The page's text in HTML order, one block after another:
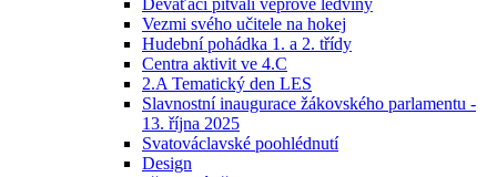
Vezmi svého učitele na hokej
Hudební pohádka 1. a 2. třídy
Centra aktivit ve 4.C
2.A Tematický den LES
Slavnostní inaugurace žákovského parlamentu -
13. října 2025
Svatováclavské poohlédnutí
Design